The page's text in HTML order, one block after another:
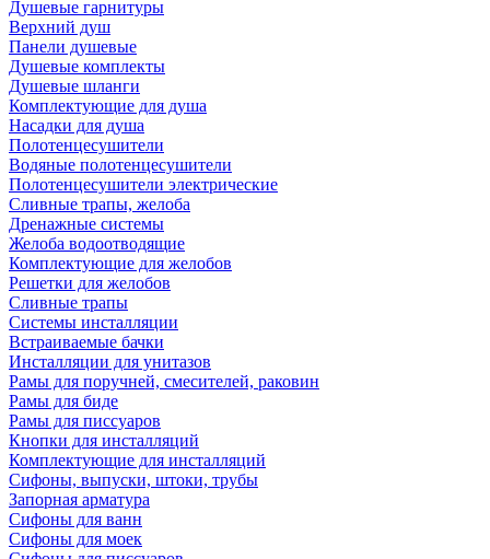
Душевые гарнитуры
Верхний душ
Панели душевые
Душевые комплекты
Душевые шланги
Комплектующие для душа
Насадки для душа
Полотенцесушители
Водяные полотенцесушители
Полотенцесушители электрические
Сливные трапы, желоба
Дренажные системы
Желоба водоотводящие
Комплектующие для желобов
Решетки для желобов
Сливные трапы
Системы инсталляции
Встраиваемые бачки
Инсталляции для унитазов
Рамы для поручней, смесителей, раковин
Рамы для биде
Рамы для писсуаров
Кнопки для инсталляций
Комплектующие для инсталляций
Сифоны, выпуски, штоки, трубы
Запорная арматура
Сифоны для ванн
Сифоны для моек